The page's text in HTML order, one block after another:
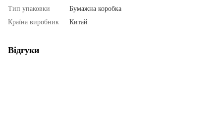
Тип упаковки
Бумажна коробка
Країна виробник
Китай
Відгуки